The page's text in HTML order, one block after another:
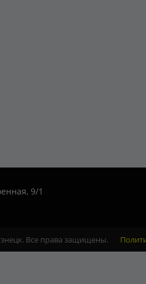
9/1
Все права защищены.